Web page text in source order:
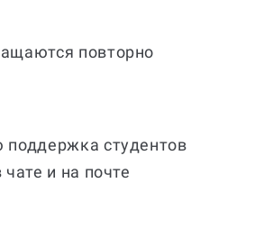
повторно
студентов
и на почте